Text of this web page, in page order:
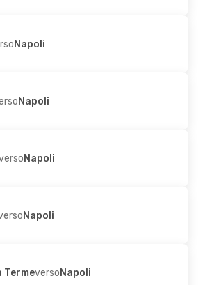
Napoli
Napoli
Napoli
Napoli
TermeversoNapoli